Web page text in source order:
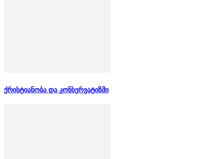
ქრისტიანობა და კონსერვატიზმი